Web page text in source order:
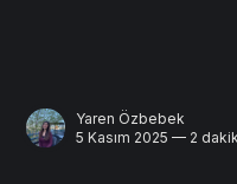
Yaren Özbebek
5 Kasım 2025 — 2